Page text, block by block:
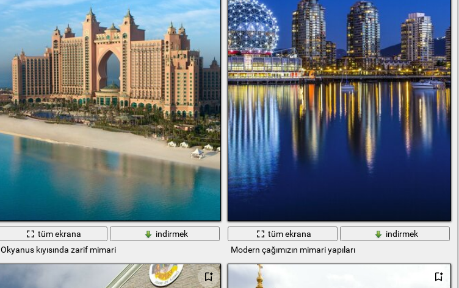
tüm ekrana
indirmek
Okyanus kıyısında zarif mimari
tüm ekrana
indirmek
Modern çağımızın mimari yapıları